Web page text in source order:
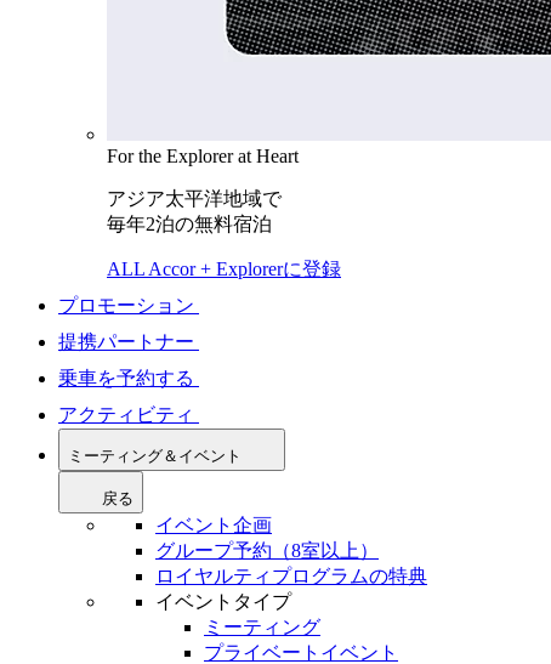
For the Explorer at Heart
アジア太平洋地域で
毎年2泊の無料宿泊
ALL Accor + Explorerに登録
プロモーション
提携パートナー
乗車を予約する
アクティビティ
ミーティング＆イベント
戻る
イベント企画
グループ予約（8室以上）
ロイヤルティプログラムの特典
イベントタイプ
ミーティング
プライベートイベント